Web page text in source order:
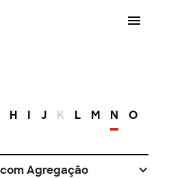
H I J K L M N O
Agregação